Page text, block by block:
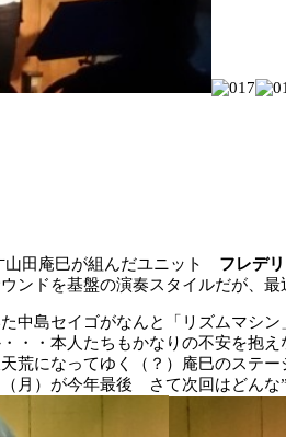
山田庵巳が組んだユニット フレデ
ンドを基盤の演奏スタイルだが、
中島セイゴがなんと「リズムマシ
・・本人たちもかなりの不安を抱
荒になってゆく（？）庵巳のステ
月）が今年最後 さて次回はどんな